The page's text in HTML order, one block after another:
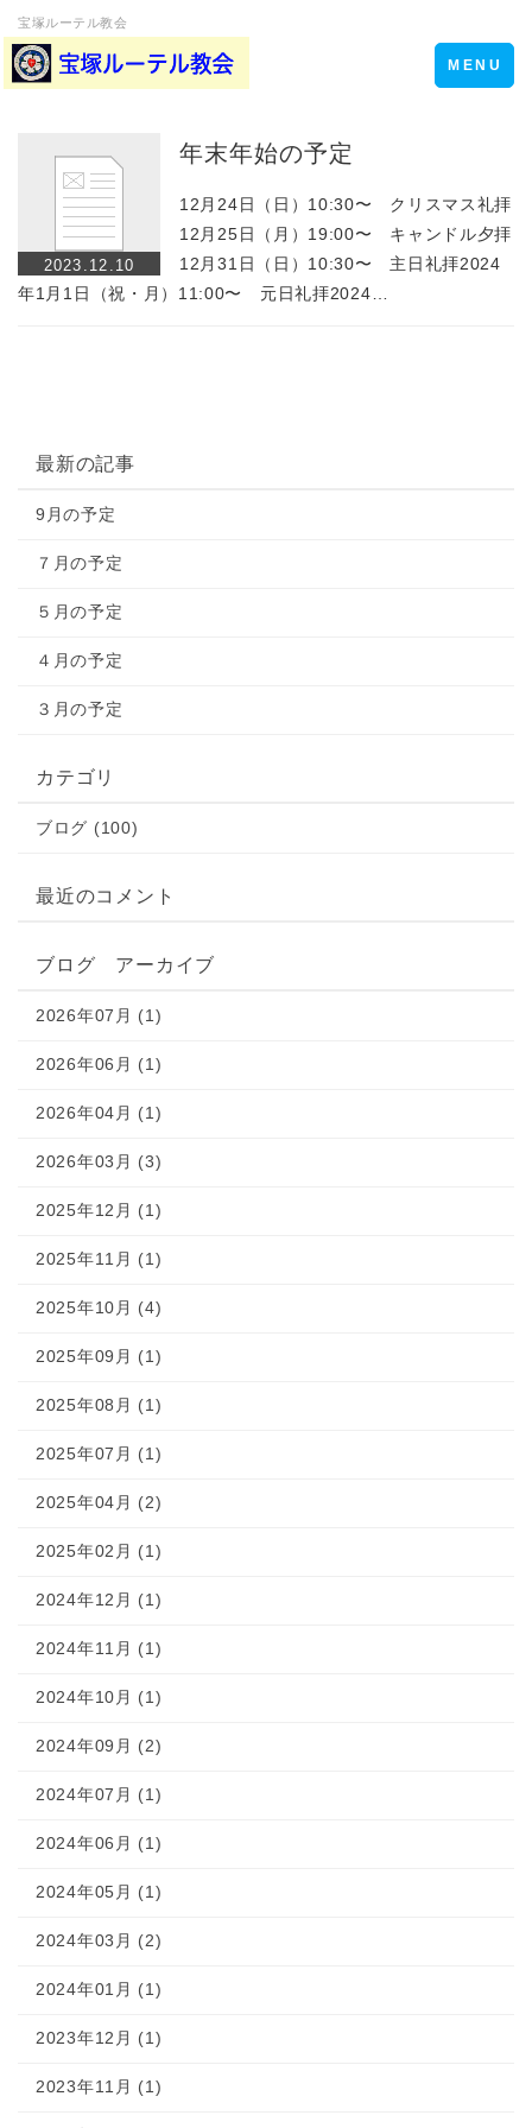
宝塚ルーテル教会
Toggle
navigation
MENU
2023.12.10
年末年始の予定
12月24日（日）10:30〜 クリスマス礼拝
12月25日（月）19:00〜 キャンドル夕拝
12月31日（日）10:30〜 主日礼拝2024
年1月1日（祝・月）11:00〜 元日礼拝2024…
最新の記事
9月の予定
７月の予定
５月の予定
４月の予定
３月の予定
カテゴリ
ブログ (100)
最近のコメント
ブログ アーカイブ
2026年07月 (1)
2026年06月 (1)
2026年04月 (1)
2026年03月 (3)
2025年12月 (1)
2025年11月 (1)
2025年10月 (4)
2025年09月 (1)
2025年08月 (1)
2025年07月 (1)
2025年04月 (2)
2025年02月 (1)
2024年12月 (1)
2024年11月 (1)
2024年10月 (1)
2024年09月 (2)
2024年07月 (1)
2024年06月 (1)
2024年05月 (1)
2024年03月 (2)
2024年01月 (1)
2023年12月 (1)
2023年11月 (1)